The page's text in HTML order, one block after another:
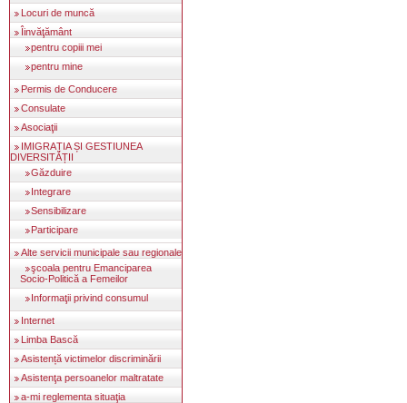
Locuri de muncă
Îinvăţământ
pentru copiii mei
pentru mine
Permis de Conducere
Consulate
Asociaţii
IMIGRAȚIA ȘI GESTIUNEA
DIVERSITĂȚII
Găzduire
Integrare
Sensibilizare
Participare
Alte servicii municipale sau regionale
şcoala pentru Emanciparea
Socio-Politică a Femeilor
Informaţii privind consumul
Internet
Limba Bască
Asistență victimelor discriminării
Asistenţa persoanelor maltratate
a-mi reglementa situaţia